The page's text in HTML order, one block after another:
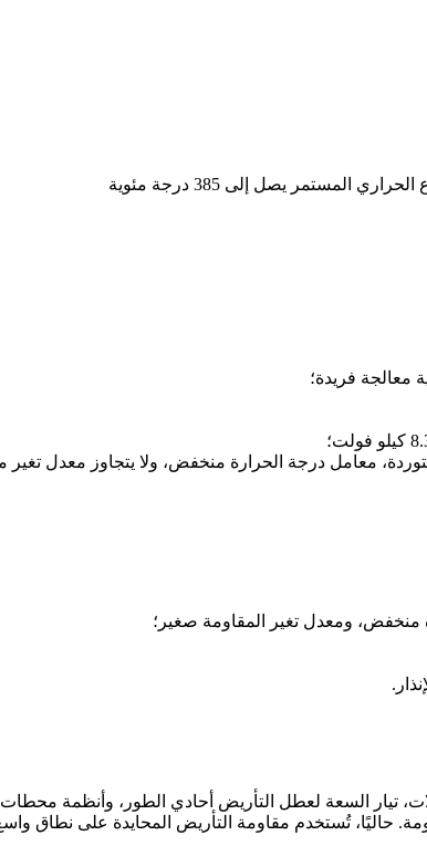
معامل درجة الحرارة منخفض، ولا يتجاوز معدل تغير
فولت، يتكون أساسًا من خطوط الكابلات، تيار السعة لعطل التأريض أحادي
حاليًا، تُستخدم مقاومة التأريض المحايدة على نطاق